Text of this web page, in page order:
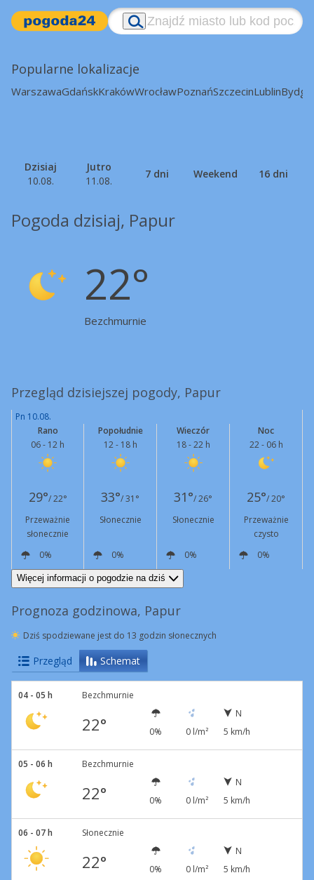
Popularne lokalizacje
WarszawaGdańskKrakówWrocławPoznańSzczecinLublin
Dzisiaj
10.08.
Jutro
11.08.
7 dni Weekend 16 dni
Pogoda dzisiaj, Papur
22°
Bezchmurnie
Przegląd dzisiejszej pogody, Papur
Pn 10.08.
Rano
06 - 12 h
Popołudnie
12 - 18 h
Wieczór
18 - 22 h
Noc
22 - 06 h
29°/ 22° 33°/ 31° 31°/ 26° 25°/ 20°
Przeważnie
słonecznie
Słonecznie Słonecznie
Przeważnie
czysto
0%
0% 0%
0%
N
9 km/h NE
14 km/h
Więcej informacji o pogodzie na dziś
Prognoza godzinowa, Papur
Dziś spodziewane jest do 13 godzin słonecznych
Przegląd Schemat
04 - 05 h Bezchmurnie
22° 0% 0 l/m²
N
5 km/h
05 - 06 h Bezchmurnie
22° 0% 0 l/m²
N
5 km/h
06 - 07 h Słonecznie
22° 0% 0 l/m²
N
5 km/h